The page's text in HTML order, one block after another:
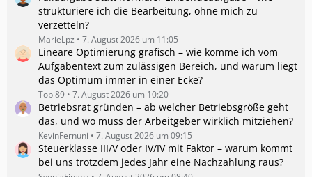
strukturiere ich die Bearbeitung, ohne mich zu
verzetteln?
MarieLpz 7. August 2026 um 11:05
Lineare Optimierung grafisch – wie komme ich vom
Aufgabentext zum zulässigen Bereich, und warum liegt
das Optimum immer in einer Ecke?
Tobi89 7. August 2026 um 10:20
Betriebsrat gründen – ab welcher Betriebsgröße geht
das, und wo muss der Arbeitgeber wirklich mitziehen?
KevinFernuni 7. August 2026 um 09:15
Steuerklasse III/V oder IV/IV mit Faktor – warum kommt
bei uns trotzdem jedes Jahr eine Nachzahlung raus?